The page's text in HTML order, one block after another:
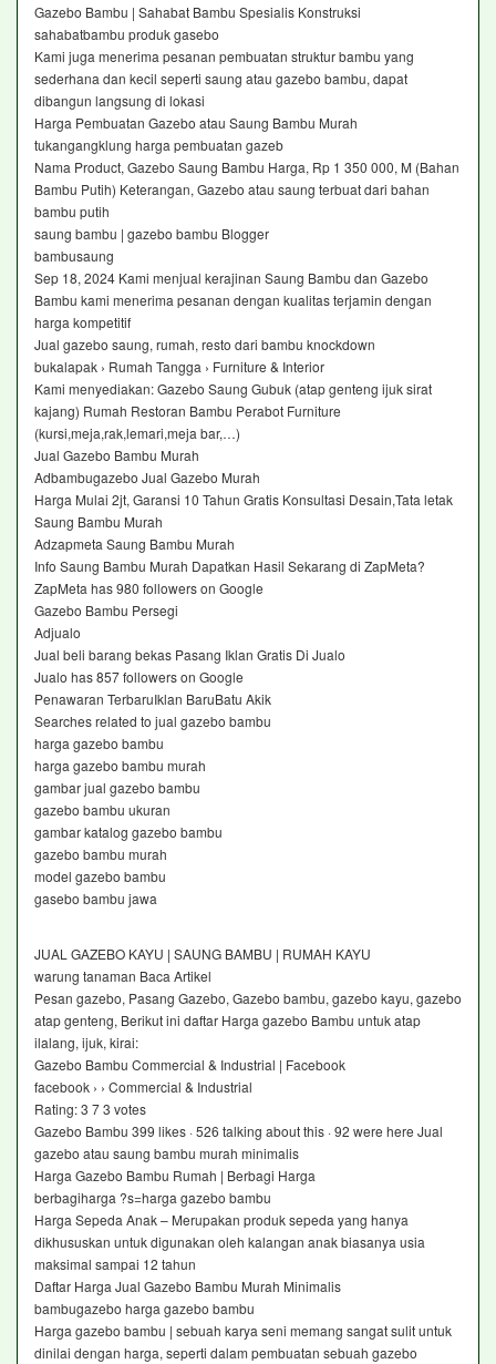
Gazebo Bambu | Sahabat Bambu Spesialis Konstruksi
sahabatbambu produk gasebo
Kami juga menerima pesanan pembuatan struktur bambu yang
sederhana dan kecil seperti saung atau gazebo bambu, dapat
dibangun langsung di lokasi
Harga Pembuatan Gazebo atau Saung Bambu Murah
tukangangklung harga pembuatan gazeb
Nama Product, Gazebo Saung Bambu Harga, Rp 1 350 000, M (Bahan
Bambu Putih) Keterangan, Gazebo atau saung terbuat dari bahan
bambu putih
saung bambu | gazebo bambu Blogger
bambusaung
Sep 18, 2024 Kami menjual kerajinan Saung Bambu dan Gazebo
Bambu kami menerima pesanan dengan kualitas terjamin dengan
harga kompetitif
Jual gazebo saung, rumah, resto dari bambu knockdown
bukalapak › Rumah Tangga › Furniture & Interior
Kami menyediakan: Gazebo Saung Gubuk (atap genteng ijuk sirat
kajang) Rumah Restoran Bambu Perabot Furniture
(kursi,meja,rak,lemari,meja bar,…)
Jual Gazebo Bambu Murah‎
Adbambugazebo Jual Gazebo Murah‎
Harga Mulai 2jt, Garansi 10 Tahun Gratis Konsultasi Desain,Tata letak
Saung Bambu Murah‎
Adzapmeta Saung Bambu Murah‎
Info Saung Bambu Murah Dapatkan Hasil Sekarang di ZapMeta?
ZapMeta has 980 followers on Google
Gazebo Bambu Persegi‎
Adjualo ‎
Jual beli barang bekas Pasang Iklan Gratis Di Jualo
Jualo has 857 followers on Google
Penawaran TerbaruIklan BaruBatu Akik
Searches related to jual gazebo bambu
harga gazebo bambu
harga gazebo bambu murah
gambar jual gazebo bambu
gazebo bambu ukuran
gambar katalog gazebo bambu
gazebo bambu murah
model gazebo bambu
gasebo bambu jawa
JUAL GAZEBO KAYU | SAUNG BAMBU | RUMAH KAYU
warung tanaman Baca Artikel
Pesan gazebo, Pasang Gazebo, Gazebo bambu, gazebo kayu, gazebo
atap genteng, Berikut ini daftar Harga gazebo Bambu untuk atap
ilalang, ijuk, kirai:
Gazebo Bambu Commercial & Industrial | Facebook
facebook › › Commercial & Industrial
Rating: 3 7 ‎3 votes
Gazebo Bambu 399 likes · 526 talking about this · 92 were here Jual
gazebo atau saung bambu murah minimalis
Harga Gazebo Bambu Rumah | Berbagi Harga
berbagiharga ?s=harga gazebo bambu
Harga Sepeda Anak – Merupakan produk sepeda yang hanya
dikhususkan untuk digunakan oleh kalangan anak biasanya usia
maksimal sampai 12 tahun
Daftar Harga Jual Gazebo Bambu Murah Minimalis
bambugazebo harga gazebo bambu
Harga gazebo bambu | sebuah karya seni memang sangat sulit untuk
dinilai dengan harga, seperti dalam pembuatan sebuah gazebo